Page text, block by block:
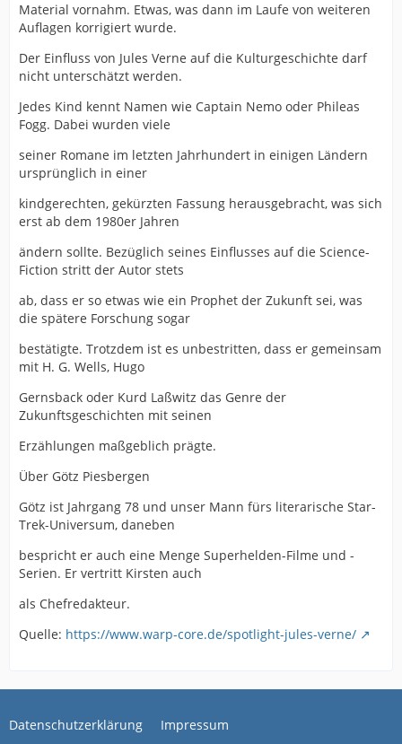
Material vornahm. Etwas, was dann im Laufe von weiteren
Auflagen korrigiert wurde.
Der Einfluss von Jules Verne auf die Kulturgeschichte darf
nicht unterschätzt werden.
Jedes Kind kennt Namen wie Captain Nemo oder Phileas
Fogg. Dabei wurden viele
seiner Romane im letzten Jahrhundert in einigen Ländern
ursprünglich in einer
kindgerechten, gekürzten Fassung herausgebracht, was sich
erst ab dem 1980er Jahren
ändern sollte. Bezüglich seines Einflusses auf die Science-
Fiction stritt der Autor stets
ab, dass er so etwas wie ein Prophet der Zukunft sei, was
die spätere Forschung sogar
bestätigte. Trotzdem ist es unbestritten, dass er gemeinsam
mit H. G. Wells, Hugo
Gernsback oder Kurd Laßwitz das Genre der
Zukunftsgeschichten mit seinen
Erzählungen maßgeblich prägte.
Über Götz Piesbergen
Götz ist Jahrgang 78 und unser Mann fürs literarische Star-
Trek-Universum, daneben
bespricht er auch eine Menge Superhelden-Filme und -
Serien. Er vertritt Kirsten auch
als Chefredakteur.
Quelle: https://www.warp-core.de/spotlight-jules-verne/
Datenschutzerklärung Impressum